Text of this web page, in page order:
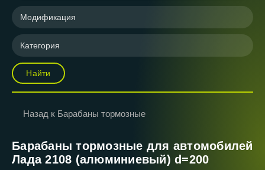
Модификация
Категория
Найти
Назад к Барабаны тормозные
Барабаны тормозные для автомобилей
Лада 2108 (алюминиевый) d=200